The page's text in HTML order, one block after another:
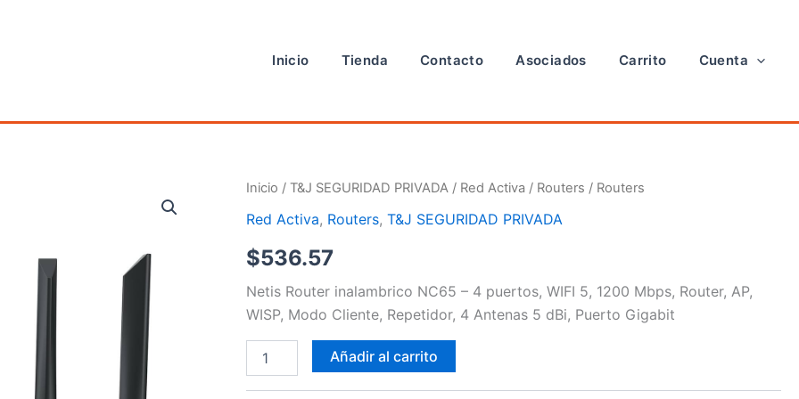
Inicio Tienda Contacto Asociados Carrito Cuenta
Inicio /T&J SEGURIDAD PRIVADA / Red Activa / Routers / Routers
Red Activa, Routers,T&J SEGURIDAD PRIVADA
$536.57
Netis Router inalambrico NC65 – 4 puertos, WIFI 5, 1200 Mbps, Router, AP,
WISP, Modo Cliente, Repetidor, 4 Antenas 5 dBi, Puerto Gigabit
Routers
Añadir al carrito